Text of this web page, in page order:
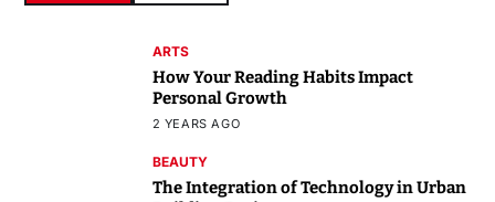
ARTS
How Your Reading Habits Impact
Personal Growth
2 YEARS AGO
BEAUTY
The Integration of Technology in Urban